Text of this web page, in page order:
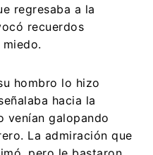
regresaba a la
recuerdos
hombro lo hizo
hacia la
venían galopando
La admiración que